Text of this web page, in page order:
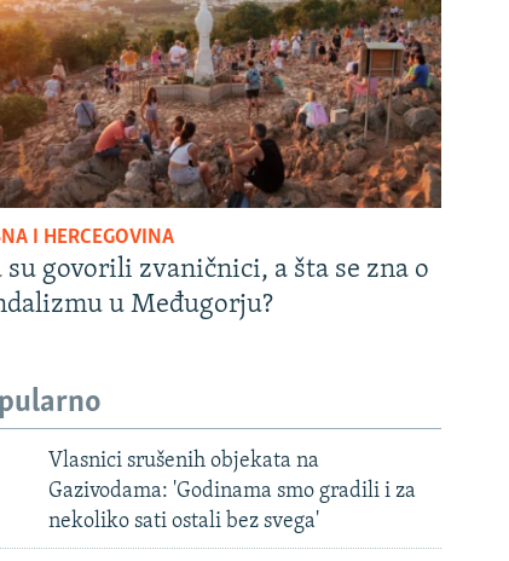
I HERCEGOVINA
su govorili zvaničnici, a šta se zna o
u Međugorju?
Vlasnici srušenih objekata na
Gazivodama: 'Godinama smo gradili i za
nekoliko sati ostali bez svega'